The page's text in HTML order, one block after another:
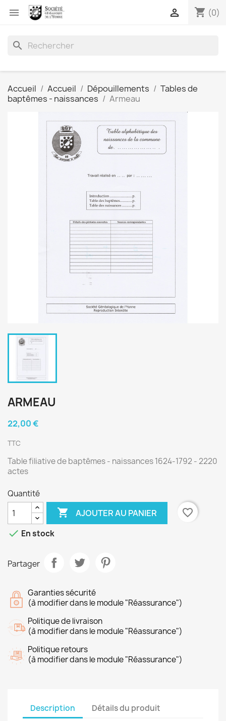
 shopping_cart (0)

search
Accueil Accueil Dépouillements
Tables de
baptêmes - naissances
Armeau
ARMEAU
22,00 €
TTC
Table filiative de baptêmes - naissances 1624-1792 - 2220
actes
Quantité
 AJOUTER AU PANIER
favorite_border
 En stock
Partager
Garanties sécurité
(à modifier dans le module "Réassurance")
Politique de livraison
(à modifier dans le module "Réassurance")
Politique retours
(à modifier dans le module "Réassurance")
Description Détails du produit